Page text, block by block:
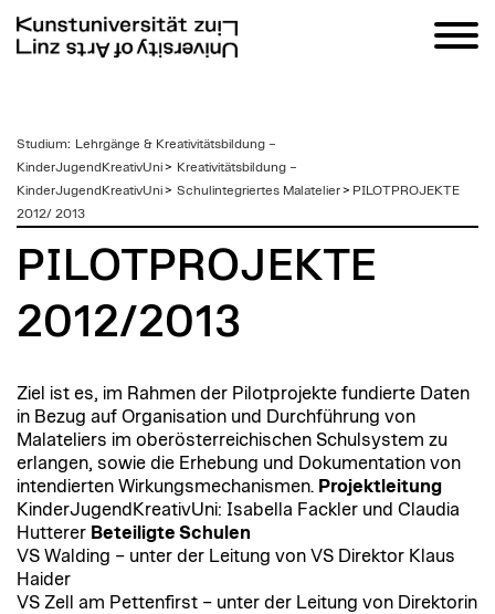
zum
Inhalt
Studium: Lehrgänge & Kreativitätsbildung –
KinderJugendKreativUni> Kreativitätsbildung –
KinderJugendKreativUni> Schulintegriertes Malatelier> PILOTPROJEKTE
2012/ 2013
PILOTPROJEKTE
2012/2013
Ziel ist es, im Rahmen der Pilotprojekte fundierte Daten
in Bezug auf Organisation und Durchführung von
Malateliers im oberösterreichischen Schulsystem zu
erlangen, sowie die Erhebung und Dokumentation von
intendierten Wirkungsmechanismen. Projektleitung
KinderJugendKreativUni: Isabella Fackler und Claudia
Hutterer Beteiligte Schulen
VS Walding – unter der Leitung von VS Direktor Klaus
Haider
VS Zell am Pettenfirst – unter der Leitung von Direktorin